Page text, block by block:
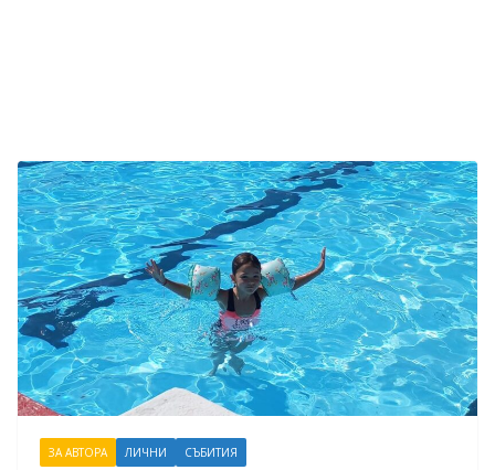
ЗА АВТОРА ЛИЧНИ СЪБИТИЯ